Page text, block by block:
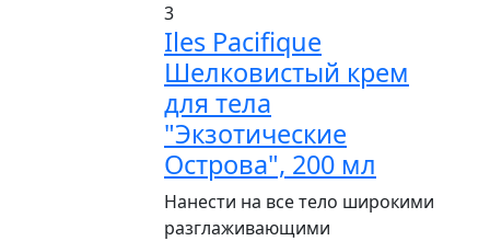
3
Iles Pacifique
Шелковистый крем
для тела
"Экзотические
Острова", 200 мл
Нанести на все тело широкими
разглаживающими